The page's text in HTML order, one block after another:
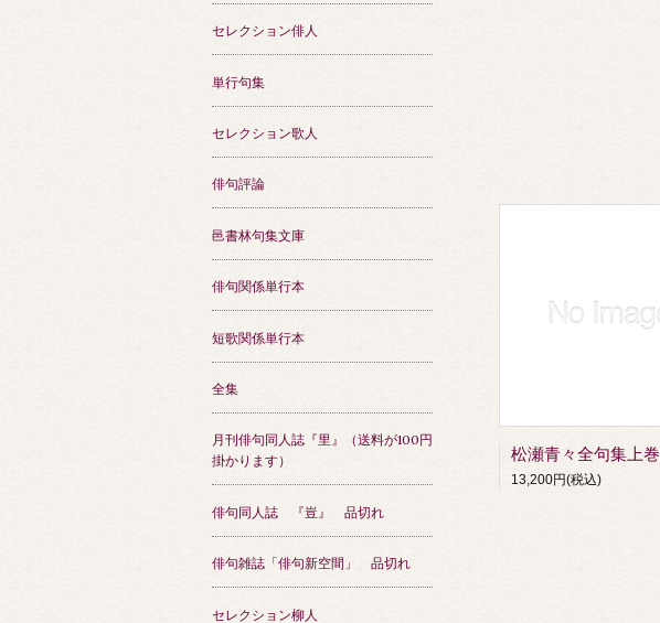
松瀬青々全句集上巻
13,200円(税込)
セレクション俳人
単行句集
セレクション歌人
俳句評論
邑書林句集文庫
俳句関係単行本
短歌関係単行本
全集
月刊俳句同人誌『里』（送料が100円
掛かります）
俳句同人誌 『豈』 品切れ
俳句雑誌「俳句新空間」 品切れ
セレクション柳人